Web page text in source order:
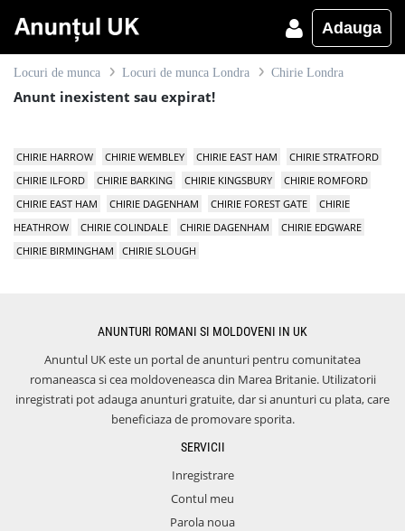
Adauga
Locuri de munca Locuri de munca Londra Chirie Londra
Anunt inexistent sau expirat!
CHIRIE HARROW CHIRIE WEMBLEY CHIRIE EAST HAM
CHIRIE STRATFORD
CHIRIE ILFORD
CHIRIE BARKING CHIRIE KINGSBURY
CHIRIE ROMFORD
CHIRIE EAST HAM
CHIRIE DAGENHAM CHIRIE FOREST GATE
CHIRIE
HEATHROW
CHIRIE COLINDALE CHIRIE DAGENHAM
CHIRIE EDGWARE
CHIRIE BIRMINGHAM
CHIRIE SLOUGH
ANUNTURI ROMANI SI MOLDOVENI IN UK
Anuntul UK este un portal de anunturi pentru comunitatea
romaneasca si cea moldoveneasca din Marea Britanie. Utilizatorii
inregistrati pot adauga anunturi gratuite, dar si anunturi cu plata, care
beneficiaza de promovare sporita.
SERVICII
Inregistrare
Contul meu
Parola noua